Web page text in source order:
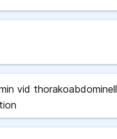
vid thorakoabdominell